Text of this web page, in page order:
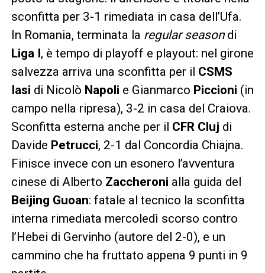
sconfitta per 3-1 rimediata in casa dell’Ufa.
In Romania, terminata la regular season di
Liga I , è tempo di playoff e playout: nel girone
salvezza arriva una sconfitta per il CSMS
Iasi di Nicolò Napoli e Gianmarco Piccioni (in
campo nella ripresa), 3-2 in casa del Craiova.
Sconfitta esterna anche per il CFR Cluj di
Davide Petrucci, 2-1 dal Concordia Chiajna.
Finisce invece con un esonero l’avventura
cinese di Alberto Zaccheroni alla guida del
Beijing Guoan: fatale al tecnico la sconfitta
interna rimediata mercoledì scorso contro
l’Hebei di Gervinho (autore del 2-0), e un
cammino che ha fruttato appena 9 punti in 9